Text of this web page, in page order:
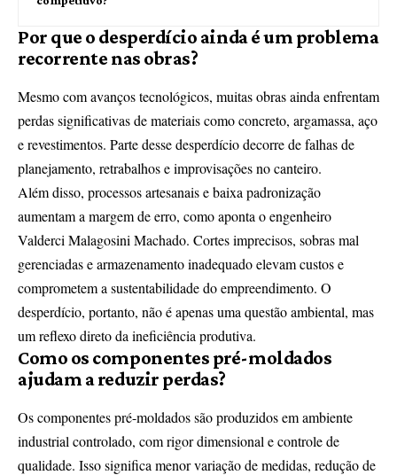
Por que o desperdício ainda é um problema
recorrente nas obras?
Mesmo com avanços tecnológicos, muitas obras ainda enfrentam
perdas significativas de materiais como concreto, argamassa, aço
e revestimentos. Parte desse desperdício decorre de falhas de
planejamento, retrabalhos e improvisações no canteiro.
Além disso, processos artesanais e baixa padronização
aumentam a margem de erro, como aponta o engenheiro
Valderci Malagosini Machado. Cortes imprecisos, sobras mal
gerenciadas e armazenamento inadequado elevam custos e
comprometem a sustentabilidade do empreendimento. O
desperdício, portanto, não é apenas uma questão ambiental, mas
um reflexo direto da ineficiência produtiva.
Como os componentes pré-moldados
ajudam a reduzir perdas?
Os componentes pré-moldados são produzidos em ambiente
industrial controlado, com rigor dimensional e controle de
qualidade. Isso significa menor variação de medidas, redução de